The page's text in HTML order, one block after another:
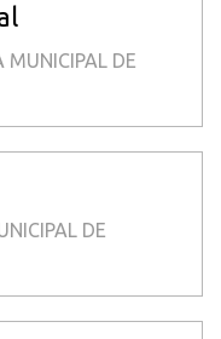
MUNICIPAL DE
DE